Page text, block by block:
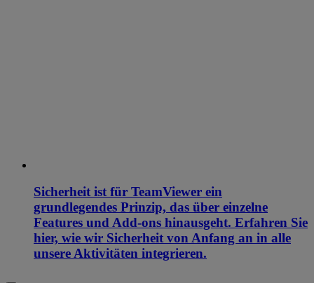
Sicherheit ist für TeamViewer ein
grundlegendes Prinzip, das über einzelne
Features und Add-ons hinausgeht. Erfahren Sie
hier, wie wir Sicherheit von Anfang an in alle
unsere Aktivitäten integrieren.